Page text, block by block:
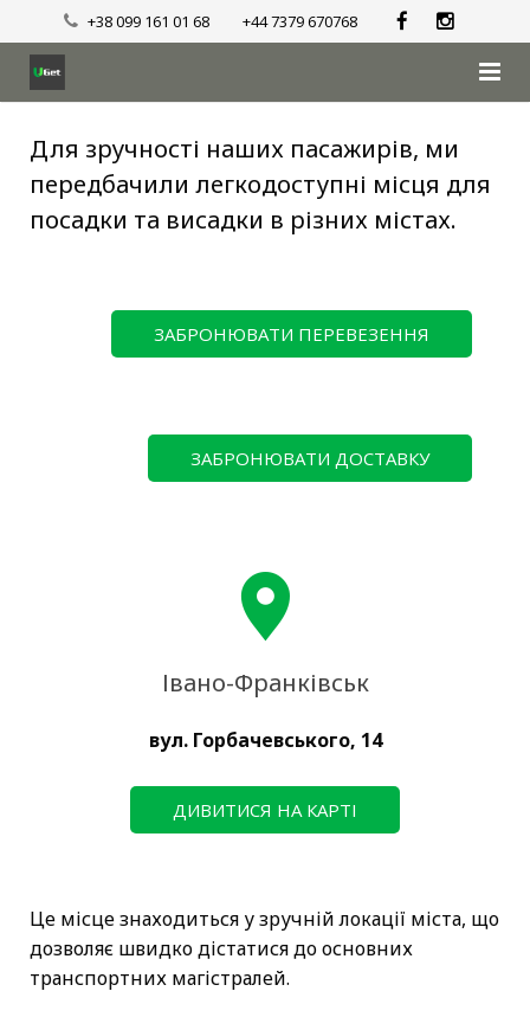
+38 099 161 01 68 +44 7379 670768
Перевезення
Доставка
Для зручності наших пасажирів, ми
передбачили легкодоступні місця для
посадки та висадки в різних містах.
ЗАБРОНЮВАТИ ПЕРЕВЕЗЕННЯ
ЗАБРОНЮВАТИ ДОСТАВКУ
Івано-Франківськ
вул. Горбачевського, 14
ДИВИТИСЯ НА КАРТІ
Це місце знаходиться у зручній локації міста, що
дозволяє швидко дістатися до основних
транспортних магістралей.